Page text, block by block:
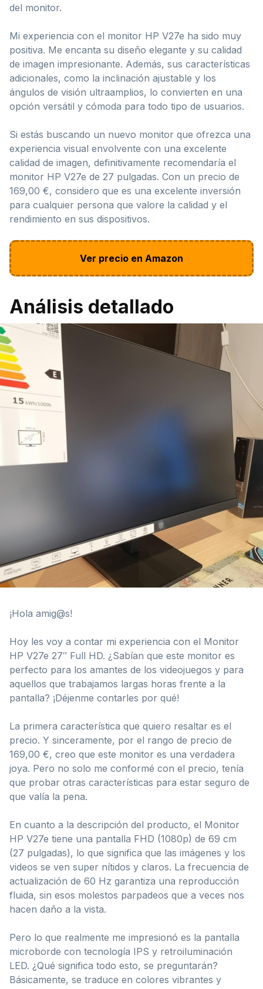
del monitor.
Mi experiencia con el monitor HP V27e ha sido muy
positiva. Me encanta su diseño elegante y su calidad
de imagen impresionante. Además, sus características
adicionales, como la inclinación ajustable y los
ángulos de visión ultraamplios, lo convierten en una
opción versátil y cómoda para todo tipo de usuarios.
Si estás buscando un nuevo monitor que ofrezca una
experiencia visual envolvente con una excelente
calidad de imagen, definitivamente recomendaría el
monitor HP V27e de 27 pulgadas. Con un precio de
169,00 €, considero que es una excelente inversión
para cualquier persona que valore la calidad y el
rendimiento en sus dispositivos.
Ver precio en Amazon
Análisis detallado
¡Hola amig@s!
Hoy les voy a contar mi experiencia con el Monitor
HP V27e 27″ Full HD. ¿Sabían que este monitor es
perfecto para los amantes de los videojuegos y para
aquellos que trabajamos largas horas frente a la
pantalla? ¡Déjenme contarles por qué!
La primera característica que quiero resaltar es el
precio. Y sinceramente, por el rango de precio de
169,00 €, creo que este monitor es una verdadera
joya. Pero no solo me conformé con el precio, tenía
que probar otras características para estar seguro de
que valía la pena.
En cuanto a la descripción del producto, el Monitor
HP V27e tiene una pantalla FHD (1080p) de 69 cm
(27 pulgadas), lo que significa que las imágenes y los
videos se ven super nítidos y claros. La frecuencia de
actualización de 60 Hz garantiza una reproducción
fluida, sin esos molestos parpadeos que a veces nos
hacen daño a la vista.
Pero lo que realmente me impresionó es la pantalla
microborde con tecnología IPS y retroiluminación
LED. ¿Qué significa todo esto, se preguntarán?
Básicamente, se traduce en colores vibrantes y